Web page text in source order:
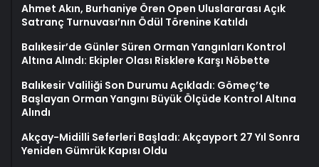
Ahmet Akın, Burhaniye Ören Open Uluslararası Açık
Satranç Turnuvası’nın Ödül Törenine Katıldı
Balıkesir’de Günler Süren Orman Yangınları Kontrol
Altına Alındı: Ekipler Olası Risklere Karşı Nöbette
Balıkesir Valiliği Son Durumu Açıkladı: Gömeç’te
Başlayan Orman Yangını Büyük Ölçüde Kontrol Altına
Alındı
Akçay-Midilli Seferleri Başladı: Akçayport 27 Yıl Sonra
Yeniden Gümrük Kapısı Oldu